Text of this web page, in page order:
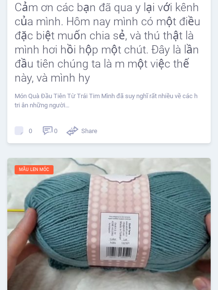
Cảm ơn các bạn đã qua y lại với kênh
của mình. Hôm nay mình có một điều
đặc biệt muốn chia sẻ, và thú thật là
mình hơi hồi hộp một chút. Đây là lần
đầu tiên chúng ta là m một việc thế
này, và mình hy
Món Quà Đầu Tiên Từ Trái Tim Mình đã suy nghĩ rất nhiều về các h
tri ân những người…
0 0 Share
MẪU LEN MÓC